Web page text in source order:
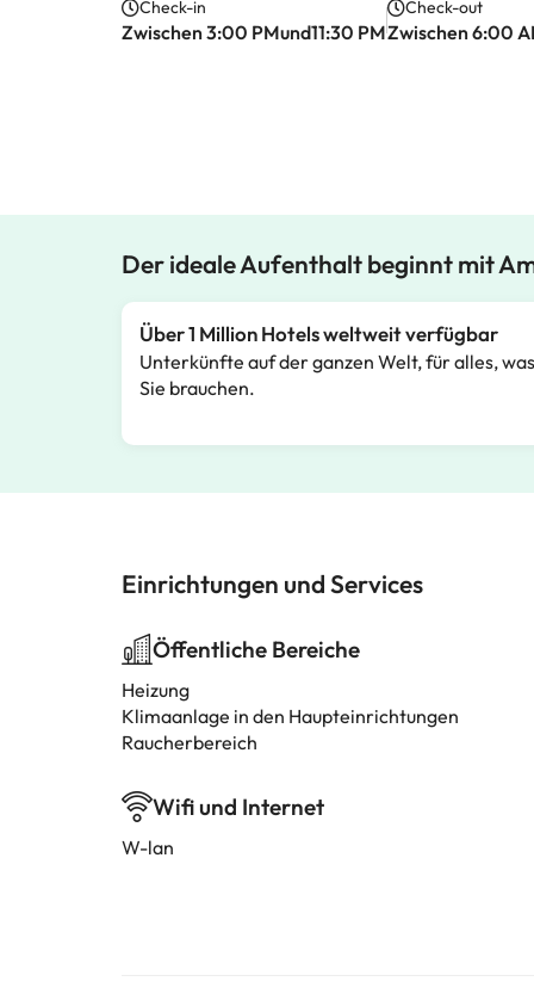
Check-in
Zwischen 3:00 PMund11:30 PM
Check-out
Zwischen 6:00
Der ideale Aufenthalt beginnt mit
Über 1 Million Hotels weltweit verfügbar
Unterkünfte auf der ganzen Welt, für alles, was
Sie brauchen.
Einrichtungen und Services
Öffentliche Bereiche
Heizung
Klimaanlage in den Haupteinrichtungen
Raucherbereich
Wifi und Internet
W-lan